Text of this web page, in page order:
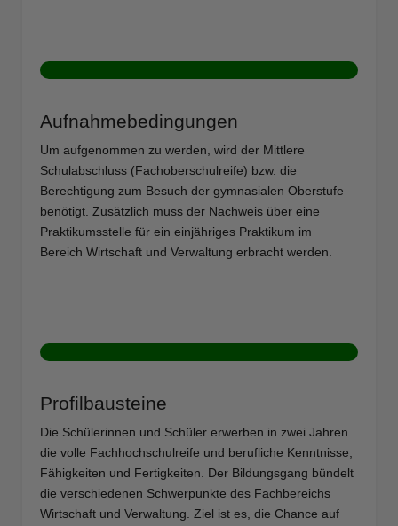
Aufnahmebedingungen
Um aufgenommen zu werden, wird der Mittlere
Schulabschluss (Fachoberschulreife) bzw. die
Berechtigung zum Besuch der gymnasialen Oberstufe
benötigt. Zusätzlich muss der Nachweis über eine
Praktikumsstelle für ein einjähriges Praktikum im
Bereich Wirtschaft und Verwaltung erbracht werden.
Profilbausteine
Die Schülerinnen und Schüler erwerben in zwei Jahren
die volle Fachhochschulreife und berufliche Kenntnisse,
Fähigkeiten und Fertigkeiten. Der Bildungsgang bündelt
die verschiedenen Schwerpunkte des Fachbereichs
Wirtschaft und Verwaltung. Ziel ist es, die Chance auf